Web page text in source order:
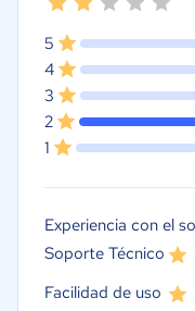
5
4
3
2
1
Experiencia con el
Soporte Técnico
Facilidad de uso